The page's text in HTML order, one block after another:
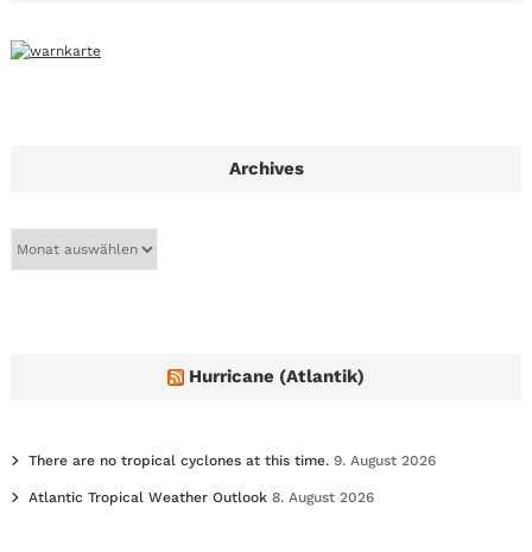
Archives
Hurricane (Atlantik)
There are no tropical cyclones at this time. 9. August 2026
Atlantic Tropical Weather Outlook 8. August 2026